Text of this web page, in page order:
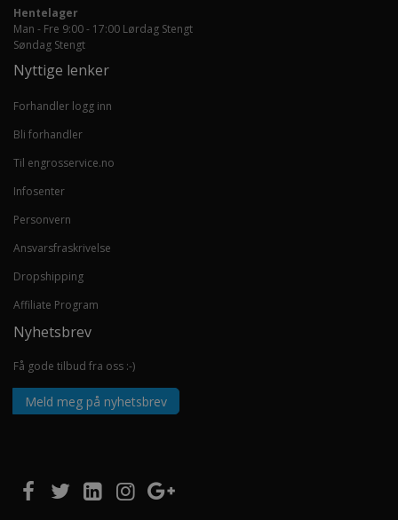
Hentelager
Man - Fre 9:00 - 17:00 Lørdag Stengt
Søndag Stengt
Nyttige lenker
Forhandler logg inn
Bli forhandler
Til engrosservice.no
Infosenter
Personvern
Ansvarsfraskrivelse
Dropshipping
Affiliate Program
Nyhetsbrev
Få gode tilbud fra oss :-)
Meld meg på nyhetsbrev